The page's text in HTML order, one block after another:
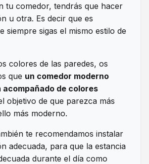
tu comedor, tendrás que hacer
u otra. Es decir que es
siempre sigas el mismo estilo de
colores de las paredes, os
que un comedor moderno
acompañado de colores
objetivo de que parezca más
más moderno.
te recomendamos instalar
adecuada, para que la estancia
durante el día como